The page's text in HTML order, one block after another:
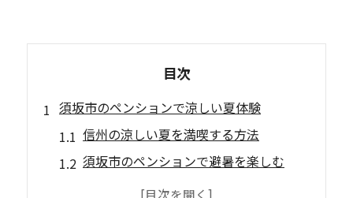
目次
須坂市のペンションで涼しい夏体験
信州の涼しい夏を満喫する方法
須坂市のペンションで避暑を楽しむ
峰の原高原で快適な夏を過ごす